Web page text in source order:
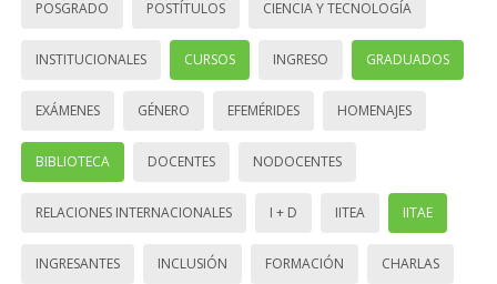
POSGRADO POSTÍTULOS CIENCIA Y TECNOLOGÍA
INSTITUCIONALES CURSOS INGRESO GRADUADOS
EXÁMENES GÉNERO EFEMÉRIDES HOMENAJES
BIBLIOTECA DOCENTES NODOCENTES
RELACIONES INTERNACIONALES I + D IITEA IITAE
INGRESANTES INCLUSIÓN FORMACIÓN CHARLAS